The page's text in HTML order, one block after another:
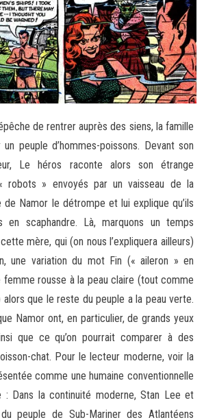
de rentrer auprès des siens, la famille
peuple d’hommes-poissons. Devant son
Le héros raconte alors son étrange
robots » envoyés par un vaisseau de la
Namor le détrompe et lui explique qu’ils
en scaphandre. Là, marquons un temps
mère, qui (on nous l’expliquera ailleurs)
une variation du mot Fin (« aileron » en
femme rousse à la peau claire (tout comme
que le reste du peuple a la peau verte.
Namor ont, en particulier, de grands yeux
que ce qu’on pourrait comparer à des
chat. Pour le lecteur moderne, voir la
comme une humaine conventionnelle
: Dans la continuité moderne, Stan Lee et
peuple de Sub-Mariner des Atlantéens